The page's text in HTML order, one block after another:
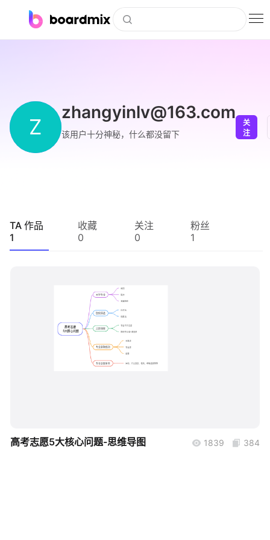
下载
企业服务
知识分享社区
Z
zhangyinlv@163.com
该用户十分神秘，什么都没留下
关
注
TA 作品
1
收藏
0
关注
0
粉丝
1
boardmix
高考志愿5大核心问题-思维导图 1839 384